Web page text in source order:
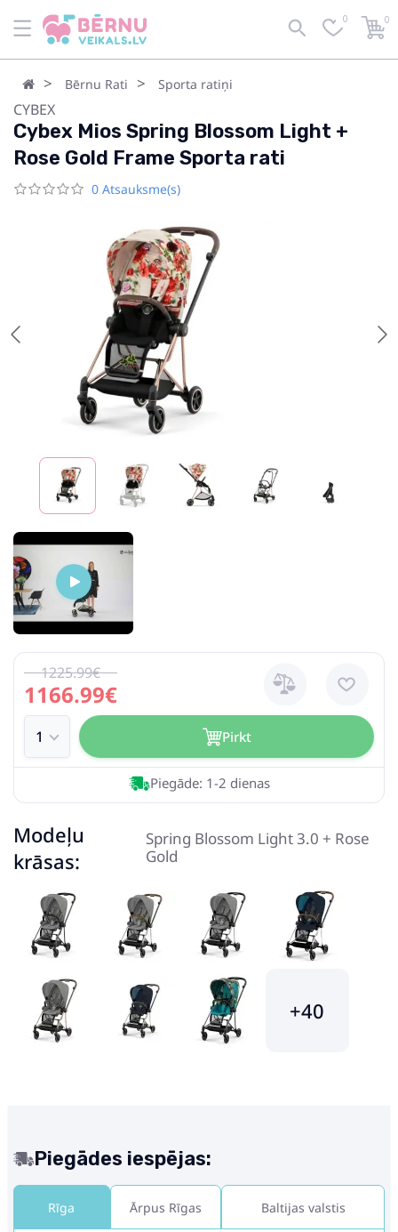
0 0
Bērnu Rati Sporta ratiņi
CYBEX
Cybex Mios Spring Blossom Light +
Rose Gold Frame Sporta rati
0 Atsauksme(s)
1166.99€
1225.99€
Pirkt
Piegāde: 1-2 dienas
Modeļu
krāsas:
Spring Blossom Light 3.0 + Rose
Gold
+40
Piegādes iespējas:
Rīga Ārpus Rīgas Baltijas valstis